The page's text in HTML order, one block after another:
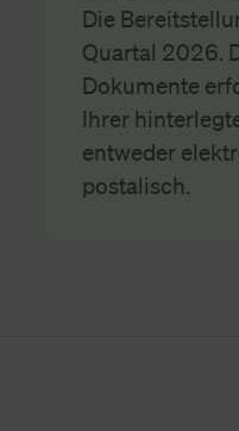
Die
Quartal 2026.
Dokumente
Ihrer
entweder
postalisch.